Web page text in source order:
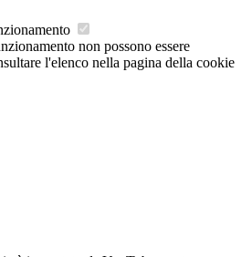
non possono essere
l'elenco nella pagina della cookie